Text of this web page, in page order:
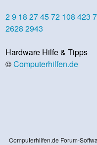
29 18 274572 108 423
2628 2943
Hardware Hilfe & Tipps
©Computerhilfen.de
Computerhilfen.de Forum-